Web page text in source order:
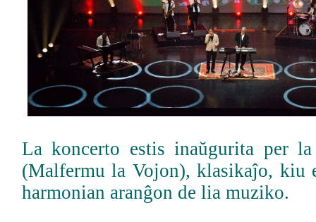
La koncerto estis inaŭgurita per
(Malfermu la Vojon), klasikaĵo, kiu
harmonian aranĝon de lia muziko.